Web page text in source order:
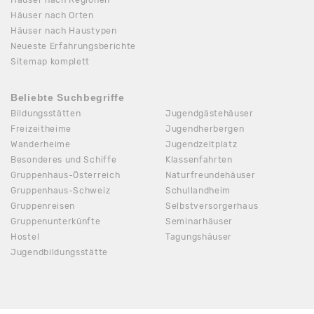
Häuser nach Orten
Häuser nach Haustypen
Neueste Erfahrungsberichte
Sitemap komplett
Beliebte Suchbegriffe
Bildungsstätten
Freizeitheime
Wanderheime
Besonderes und Schiffe
Gruppenhaus-Österreich
Gruppenhaus-Schweiz
Gruppenreisen
Gruppenunterkünfte
Hostel
Jugendbildungsstätte
Jugendgästehäuser
Jugendherbergen
Jugendzeltplatz
Klassenfahrten
Naturfreundehäuser
Schullandheim
Selbstversorgerhaus
Seminarhäuser
Tagungshäuser